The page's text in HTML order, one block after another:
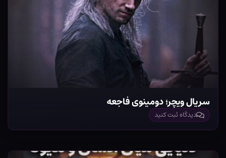
سریال ویچر؛ دومینوی فاجعه
دیدگاه ثبت کنید